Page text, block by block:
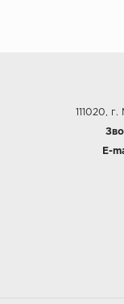
111020,
E-